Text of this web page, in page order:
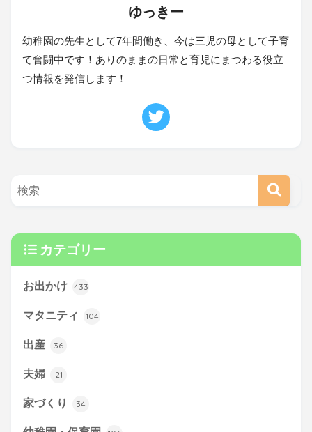
ゆっきー
幼稚園の先生として7年間働き、今は三児の母として子育
て奮闘中です！ありのままの日常と育児にまつわる役立
つ情報を発信します！
カテゴリー
お出かけ 433
マタニティ 104
出産 36
夫婦 21
家づくり 34